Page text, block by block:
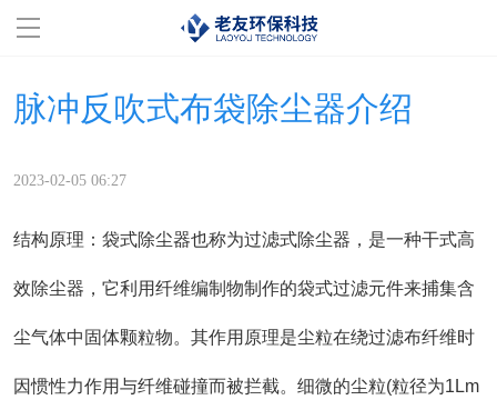
设备展示
脉冲反吹式布袋除尘器介绍
2023-02-05 06:27
结构原理：袋式除尘器也称为过滤式除尘器，是一种干式高
效除尘器，它利用纤维编制物制作的袋式过滤元件来捕集含
尘气体中固体颗粒物。其作用原理是尘粒在绕过滤布纤维时
因惯性力作用与纤维碰撞而被拦截。细微的尘粒(粒径为1Lm